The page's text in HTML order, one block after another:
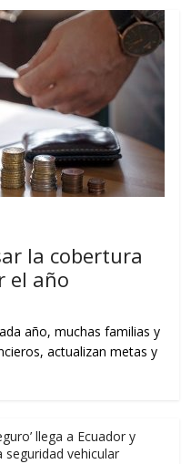
la cobertura
el año
año, muchas familias y
actualizan metas y
llega a Ecuador y
vehicular